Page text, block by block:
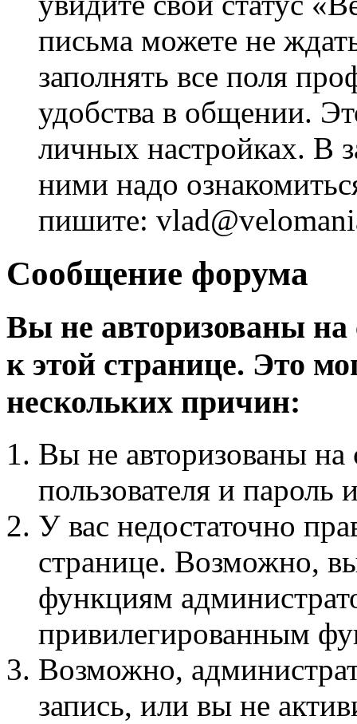
письма можете не
заполнять все поля
удобства в общении.
личных настройках. В
ними надо
пишите:
Сообщение форума
Вы не авторизованы на
к этой странице. Это
нескольких причин:
Вы не авторизованы на
пользователя и пароль
У вас недостаточно
странице. Возможно,
функциям
привилегированным
Возможно,
запись, или вы не